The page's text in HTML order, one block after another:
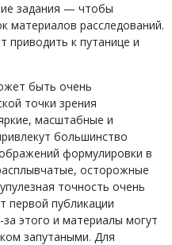
задания — чтобы
материалов расследований.
приводить к путанице и
быть очень
точки зрения
масштабные и
большинство
формулировки в
осторожные
точность очень
первой публикации
этого и материалы могут
запутаными. Для